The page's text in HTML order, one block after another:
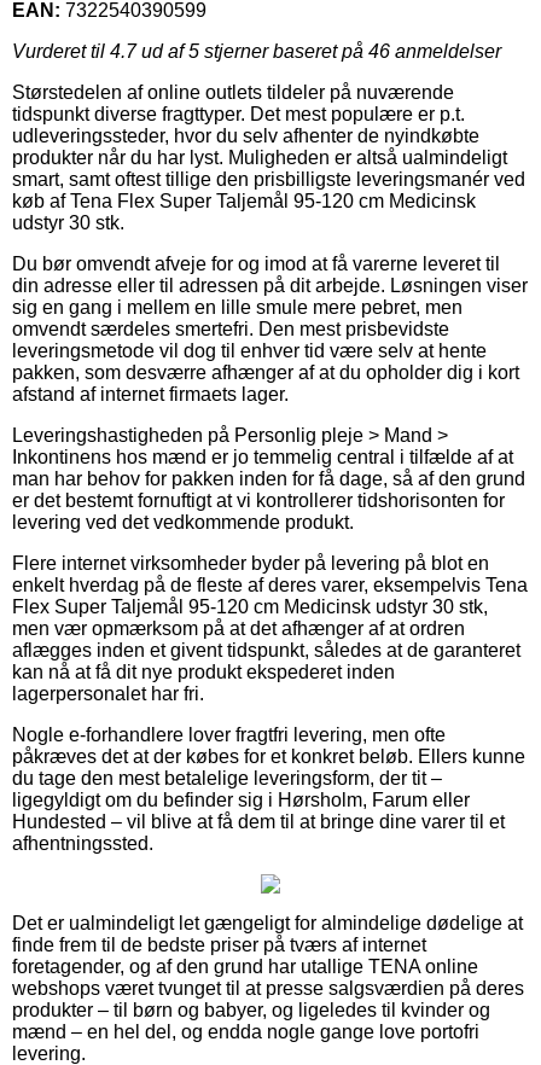
EAN: 7322540390599
Vurderet til 4.7ud af 5 stjerner baseret på 46 anmeldelser
Størstedelen af online outlets tildeler på nuværende
tidspunkt diverse fragttyper. Det mest populære er p.t.
udleveringssteder, hvor du selv afhenter de nyindkøbte
produkter når du har lyst. Muligheden er altså ualmindeligt
smart, samt oftest tillige den prisbilligste leveringsmanér ved
køb af Tena Flex Super Taljemål 95-120 cm Medicinsk
udstyr 30 stk.
Du bør omvendt afveje for og imod at få varerne leveret til
din adresse eller til adressen på dit arbejde. Løsningen viser
sig en gang i mellem en lille smule mere pebret, men
omvendt særdeles smertefri. Den mest prisbevidste
leveringsmetode vil dog til enhver tid være selv at hente
pakken, som desværre afhænger af at du opholder dig i kort
afstand af internet firmaets lager.
Leveringshastigheden på Personlig pleje > Mand >
Inkontinens hos mænd er jo temmelig central i tilfælde af at
man har behov for pakken inden for få dage, så af den grund
er det bestemt fornuftigt at vi kontrollerer tidshorisonten for
levering ved det vedkommende produkt.
Flere internet virksomheder byder på levering på blot en
enkelt hverdag på de fleste af deres varer, eksempelvis Tena
Flex Super Taljemål 95-120 cm Medicinsk udstyr 30 stk,
men vær opmærksom på at det afhænger af at ordren
aflægges inden et givent tidspunkt, således at de garanteret
kan nå at få dit nye produkt ekspederet inden
lagerpersonalet har fri.
Nogle e-forhandlere lover fragtfri levering, men ofte
påkræves det at der købes for et konkret beløb. Ellers kunne
du tage den mest betalelige leveringsform, der tit –
ligegyldigt om du befinder sig i Hørsholm, Farum eller
Hundested – vil blive at få dem til at bringe dine varer til et
afhentningssted.
Det er ualmindeligt let gængeligt for almindelige dødelige at
finde frem til de bedste priser på tværs af internet
foretagender, og af den grund har utallige TENA online
webshops været tvunget til at presse salgsværdien på deres
produkter – til børn og babyer, og ligeledes til kvinder og
mænd – en hel del, og endda nogle gange love portofri
levering.